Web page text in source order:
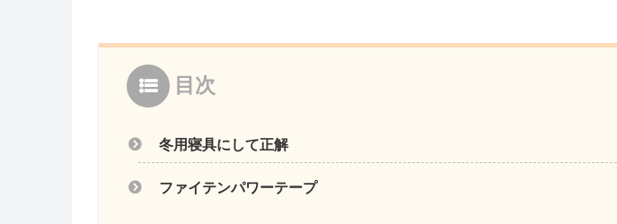
目次
冬用寝具にして正解
ファイテンパワーテープ